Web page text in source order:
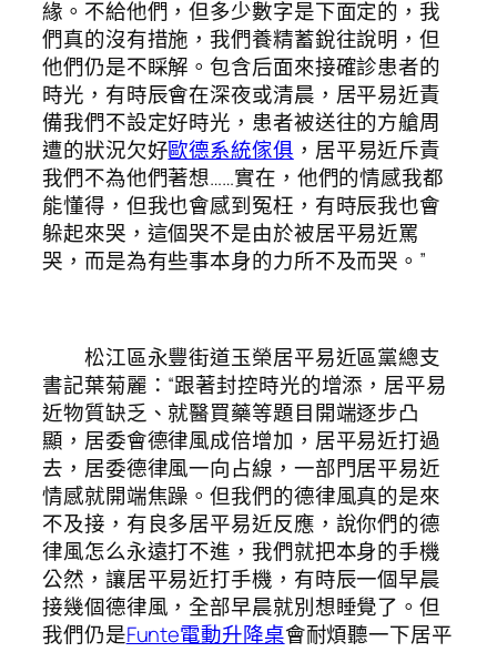
緣。不給他們，但多少數字是下面定的，我
們真的沒有措施，我們養精蓄銳往說明，但
他們仍是不睬解。包含后面來接確診患者的
時光，有時辰會在深夜或清晨，居平易近責
備我們不設定好時光，患者被送往的方艙周
遭的狀況欠好歐德系統傢俱 ，居平易近斥責
我們不為他們著想……實在，他們的情感我都
能懂得，但我也會感到冤枉，有時辰我也會
躲起來哭，這個哭不是由於被居平易近罵
哭，而是為有些事本身的力所不及而哭。”
松江區永豐街道玉榮居平易近區黨總支
書記葉菊麗：“跟著封控時光的增添，居平易
近物質缺乏、就醫買藥等題目開端逐步凸
顯，居委會德律風成倍增加，居平易近打過
去，居委德律風一向占線，一部門居平易近
情感就開端焦躁。但我們的德律風真的是來
不及接，有良多居平易近反應，說你們的德
律風怎么永遠打不進，我們就把本身的手機
公然，讓居平易近打手機，有時辰一個早晨
接幾個德律風，全部早晨就別想睡覺了。但
我們仍是Funte電動升降桌會耐煩聽一下居平